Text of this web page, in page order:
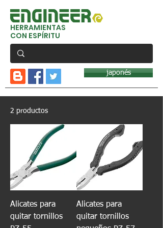
HERRAMIENTAS
CON ESPÍRITU
japonés
2 productos
Alicates para
quitar tornillos
Alicates para
quitar tornillos